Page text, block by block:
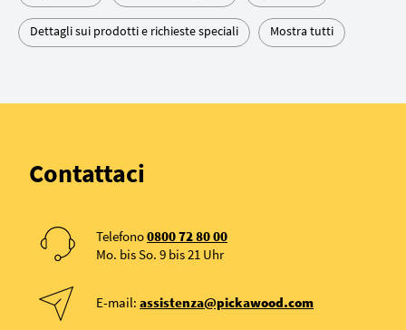
Dettagli sui prodotti e richieste speciali Mostra tutti
Contattaci
Telefono0800 72 80 00
Mo. bis So. 9 bis 21 Uhr
E-mail: assistenza@pickawood.com